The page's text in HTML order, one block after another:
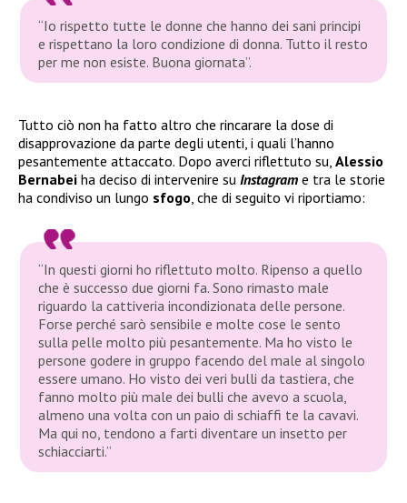
“Io rispetto tutte le donne che hanno dei sani principi
e rispettano la loro condizione di donna. Tutto il resto
per me non esiste. Buona giornata”.
Tutto ciò non ha fatto altro che rincarare la dose di
disapprovazione da parte degli utenti, i quali l’hanno
pesantemente attaccato. Dopo averci riflettuto su, Alessio
Bernabei ha deciso di intervenire su Instagram e tra le storie
ha condiviso un lungo sfogo , che di seguito vi riportiamo:
“In questi giorni ho riflettuto molto. Ripenso a quello
che è successo due giorni fa. Sono rimasto male
riguardo la cattiveria incondizionata delle persone.
Forse perché sarò sensibile e molte cose le sento
sulla pelle molto più pesantemente. Ma ho visto le
persone godere in gruppo facendo del male al singolo
essere umano. Ho visto dei veri bulli da tastiera, che
fanno molto più male dei bulli che avevo a scuola,
almeno una volta con un paio di schiaffi te la cavavi.
Ma qui no, tendono a farti diventare un insetto per
schiacciarti.”